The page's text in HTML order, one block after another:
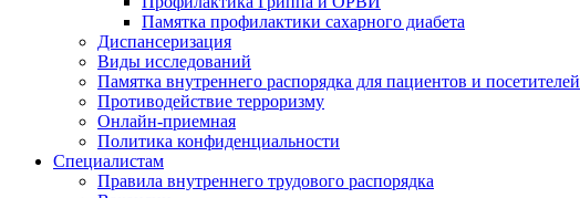
Памятка профилактики сахарного диабета
Диспансеризация
Виды исследований
Памятка внутреннего распорядка для пациентов и посетителей
Противодействие терроризму
Онлайн-приемная
Политика конфиденциальности
Cпециалистам
Правила внутреннего трудового распорядка